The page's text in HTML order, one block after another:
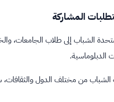
المشاركة
الشباب إلى طلاب الجامعات،
الدبلوماسية.
من مختلف الدول والثقافات،